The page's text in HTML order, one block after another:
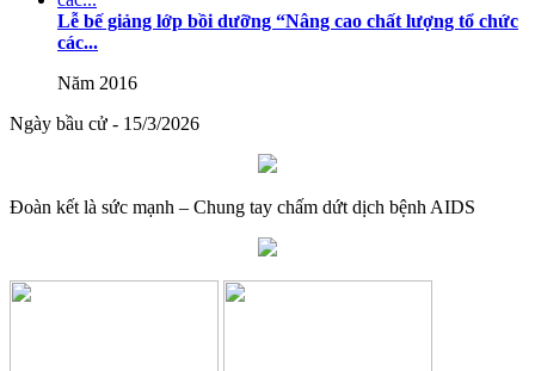
Thông tư số 08/2025/TT-BGDĐT của Bộ Giáo dục và Đào tạo:
Quy định thời hạn lưu trữ hồ sơ, tài liệu thuộc lĩnh vực giáo dục và
đào tạo
Lượt xem:576 | lượt tải:0
Lễ bế giảng lớp bồi dưỡng “Nâng cao chất lượng tổ chức
các...
Năm 2016
Ngày bầu cử - 15/3/2026
Đoàn kết là sức mạnh – Chung tay chấm dứt dịch bệnh AIDS